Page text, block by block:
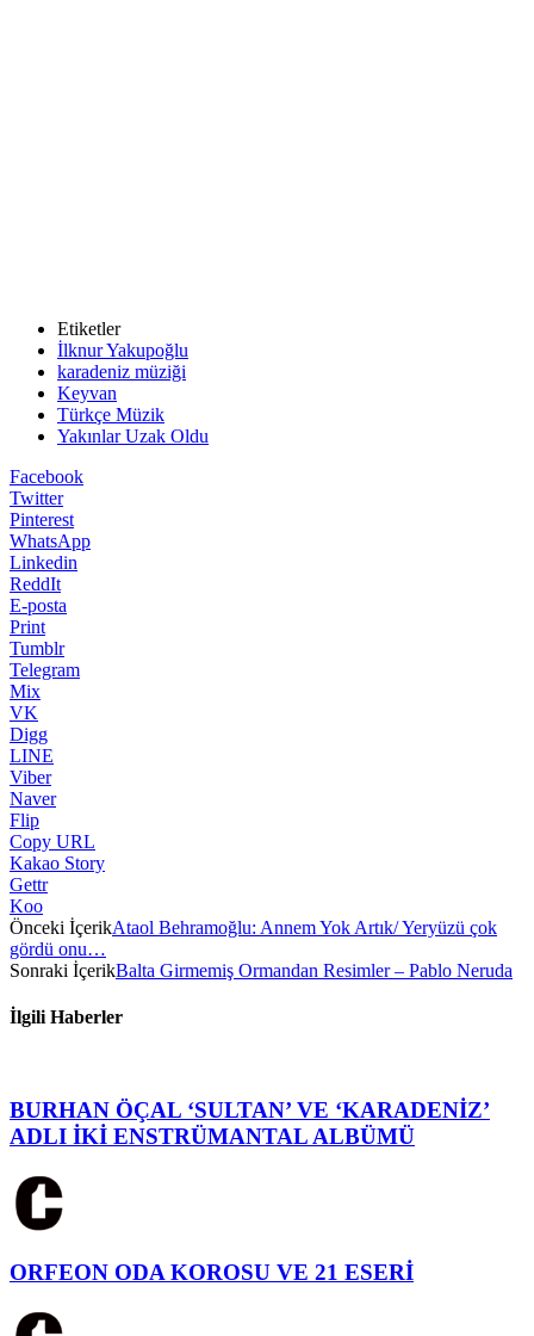
Etiketler
İlknur Yakupoğlu
karadeniz müziği
Keyvan
Türkçe Müzik
Yakınlar Uzak Oldu
Facebook
Twitter
Pinterest
WhatsApp
Linkedin
ReddIt
E-posta
Print
Tumblr
Telegram
Mix
VK
Digg
LINE
Viber
Naver
Flip
Copy URL
Kakao Story
Gettr
Koo
Önceki İçerikAtaol Behramoğlu: Annem Yok Artık/ Yeryüzü çok
gördü onu…
Sonraki İçerikBalta Girmemiş Ormandan Resimler – Pablo Neruda
İlgili Haberler
BURHAN ÖÇAL ‘SULTAN’ VE ‘KARADENİZ’
ADLI İKİ ENSTRÜMANTAL ALBÜMÜ
ORFEON ODA KOROSU VE 21 ESERİ